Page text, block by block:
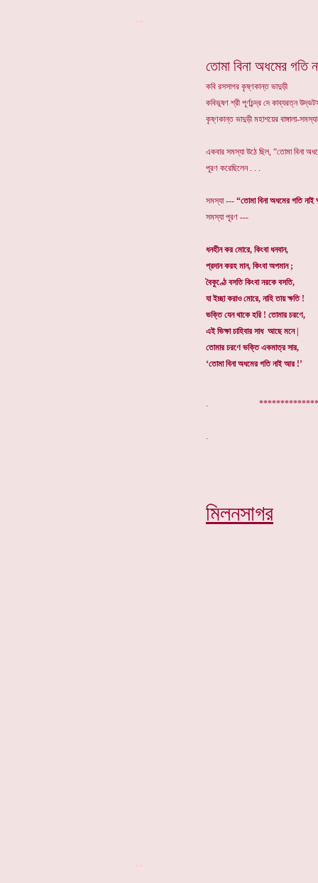
.
মিলনসাগর
তোমা বিনা অধমের গতি
কবি রসসাগর কৃষ্ণকান্ত ভাদুড়ী
কবিভূষণ শ্রী পূর্ণচন্দ্র দে কাব্যরত্ন
কৃষ্ণকান্ত ভাদুড়ী মহাশয়ের বাঙ্গালা-
একবার সমস্যা উঠে ছিল, “তোমা বিনা
পূরণ করেছিলেন . . .
সমস্যা --- “তোমা বিনা অধমের গতি
সমস্যা পূরণ ---
ধনহীন কর মোরে, কিংবা ধনবান,
প্রদান করহ মান, কিংবা অপমান ;
বৈকুণ্ঠে বসতি কিংবা নরকে বসতি,
যা ইচ্ছা করাও মোরে, নাহি তায় ক্ষতি !
ভক্তি যেন থাকে হরি ! তোমার চরণে,
এই ভিক্ষা চাহিবার সাধ আছে মনে |
তোমার চরণে ভক্তি একমাত্র সার,
‘তোমা বিনা অধমের গতি নাই আর !’